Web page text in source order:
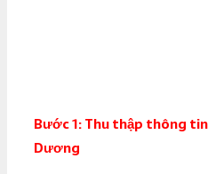
Bước 1: Thu thập thông
Dương